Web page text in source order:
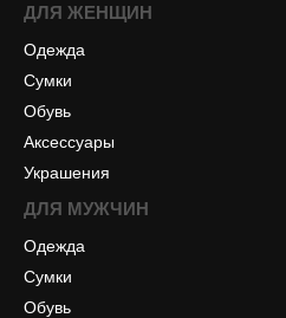
ДЛЯ ЖЕНЩИН
Одежда
Сумки
Обувь
Аксессуары
Украшения
ДЛЯ МУЖЧИН
Одежда
Сумки
Обувь